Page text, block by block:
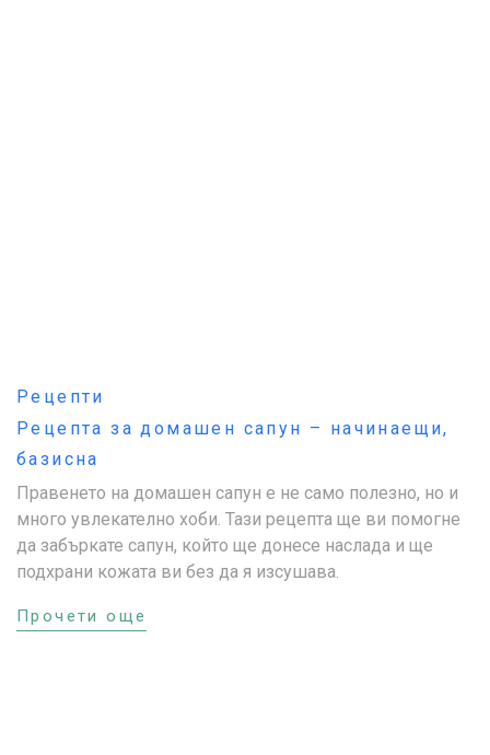
Рецепти
Рецепта за домашен сапун – начинаещи,
базисна
Правенето на домашен сапун е не само полезно, но и
много увлекателно хоби. Тази рецепта ще ви помогне
да забъркате сапун, който ще донесе наслада и ще
подхрани кожата ви без да я изсушава.
Прочети още